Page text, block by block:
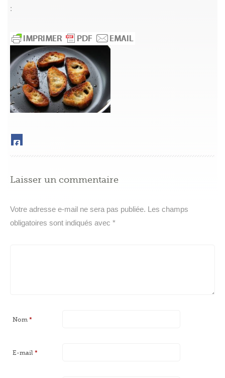
:
Laisser un commentaire
Votre adresse e-mail ne sera pas publiée. Les champs
obligatoires sont indiqués avec *
Nom *
E-mail *